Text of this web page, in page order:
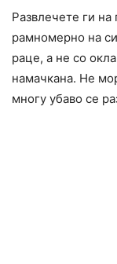
Развлечете ги
рамномерно на
раце, а не со
намачкана. Не
многу убаво се